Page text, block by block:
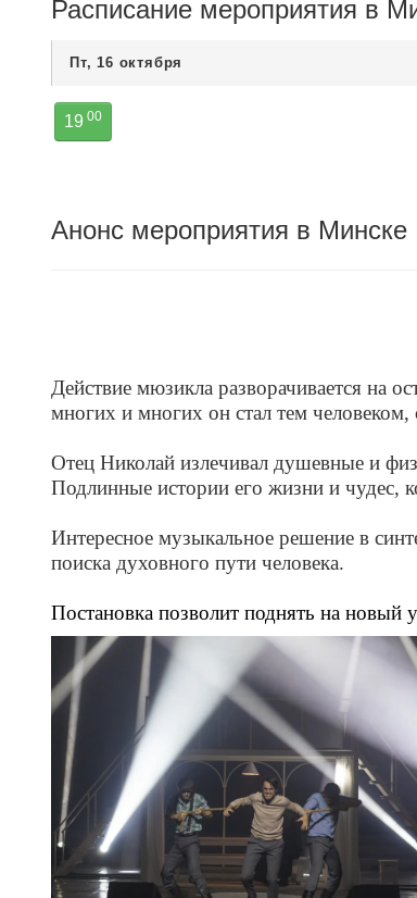
Расписание мероприятия в
Пт, 16 октября
19 00
Анонс мероприятия в Минске
Действие мюзикла разворачивается на
многих и многих он стал тем человеком,
Отец Николай излечивал душевные и
Подлинные истории его жизни и чудес,
Интересное музыкальное решение в
поиска духовного пути человека.
Постановка позволит поднять на новый